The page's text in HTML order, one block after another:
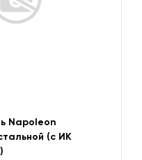
Napoleon
(с ИК